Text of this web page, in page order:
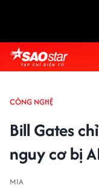
CÔNG NGHỆ
Bill Gates
nguy cơ bị
MIA